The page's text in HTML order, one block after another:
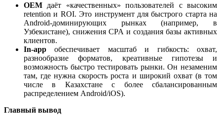
OEM даёт «качественных» пользователей с высоким
retention и ROI. Это инструмент для быстрого старта на
Android-доминирующих рынках (например, в
Узбекистане), снижения CPA и создания базы активных
клиентов.
In-app обеспечивает масштаб и гибкость: охват,
разнообразие форматов, креативные гипотезы и
возможность быстро тестировать рынки. Он незаменим
там, где нужна скорость роста и широкий охват (в том
числе в Казахстане с более сбалансированным
распределением Android/iOS).
Главный вывод